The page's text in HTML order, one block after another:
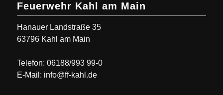
Feuerwehr Kahl am Main
Hanauer Landstraße 35
63796 Kahl am Main
Telefon: 06188/993 99-0
E-Mail: info@ff-kahl.de